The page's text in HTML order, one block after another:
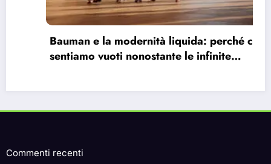
Bauman e la modernità liquida: perché ci
sentiamo vuoti nonostante le infinite
Commenti recenti